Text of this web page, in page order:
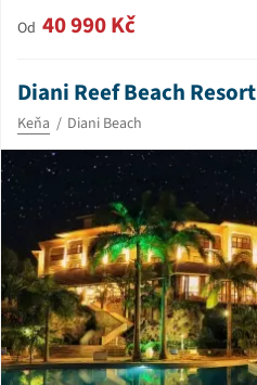
Od 40 990 Kč
Diani Reef Beach Resort
Keňa Diani Beach